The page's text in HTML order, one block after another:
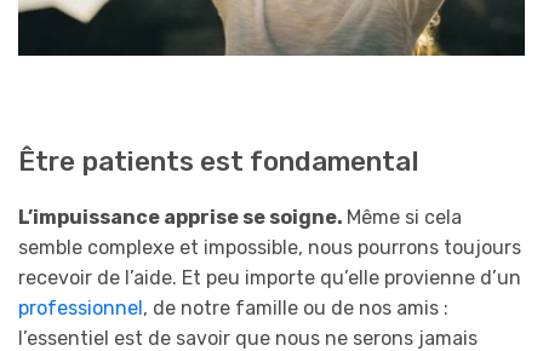
Être patients est fondamental
L’impuissance apprise se soigne. Même si cela
semble complexe et impossible, nous pourrons toujours
recevoir de l’aide. Et peu importe qu’elle provienne d’un
professionnel, de notre famille ou de nos amis :
l’essentiel est de savoir que nous ne serons jamais